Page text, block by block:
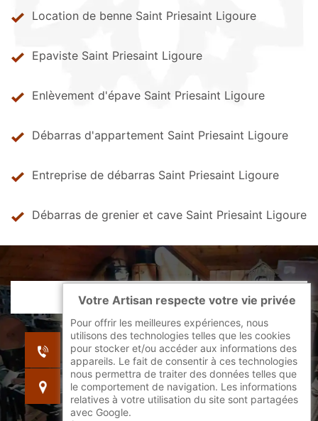
Location de benne Saint Priesaint Ligoure
Epaviste Saint Priesaint Ligoure
Enlèvement d'épave Saint Priesaint Ligoure
Débarras d'appartement Saint Priesaint Ligoure
Entreprise de débarras Saint Priesaint Ligoure
Débarras de grenier et cave Saint Priesaint Ligoure
indisponible
indisponible
indisponible
Votre Artisan respecte votre vie privée
Pour offrir les meilleures expériences, nous
utilisons des technologies telles que les cookies
pour stocker et/ou accéder aux informations des
appareils. Le fait de consentir à ces technologies
nous permettra de traiter des données telles que
le comportement de navigation. Les informations
relatives à votre utilisation du site sont partagées
avec Google.